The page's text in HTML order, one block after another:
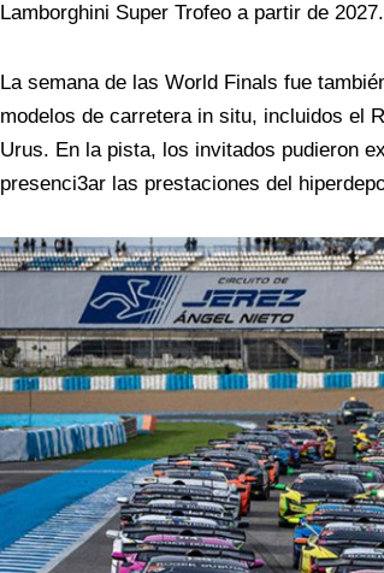
Lamborghini Super Trofeo a partir de 2027.
La semana de las World Finals fue
modelos de carretera in situ, incluidos el
Urus. En la pista, los invitados pudieron
presenci3ar las prestaciones del